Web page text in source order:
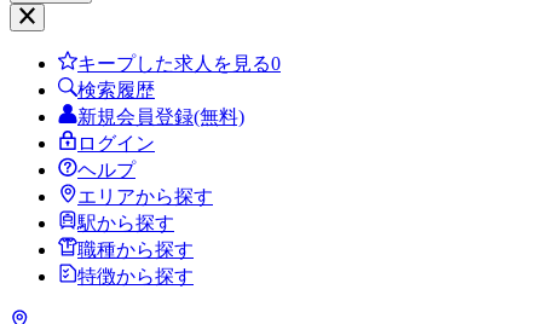
キープした求人を見る0
検索履歴
新規会員登録(無料)
ログイン
ヘルプ
エリアから探す
駅から探す
職種から探す
特徴から探す